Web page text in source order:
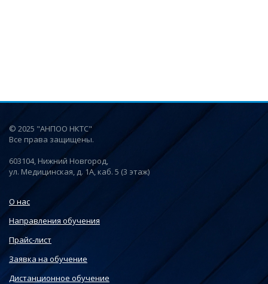
© 2025 "АНПОО НКТС"
Все права защищены.
603104, Нижний Новгород,
ул. Медицинская, д. 1А, каб. 5 (3 этаж)
О нас
Направления обучения
Прайс-лист
Заявка на обучение
Дистанционное обучение